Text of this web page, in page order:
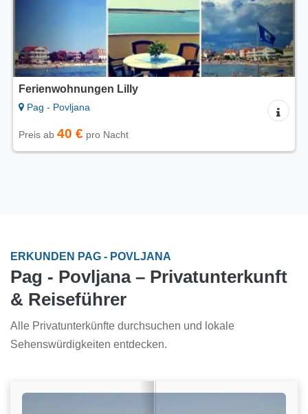
Ferienwohnung Teresa
Pag - Povljana
Preis ab 70 € pro Nacht
ERKUNDEN PAG - POVLJANA
Pag - Povljana – Privatunterkunft
& Reiseführer
Alle Privatunterkünfte durchsuchen und lokale
Sehenswürdigkeiten entdecken.